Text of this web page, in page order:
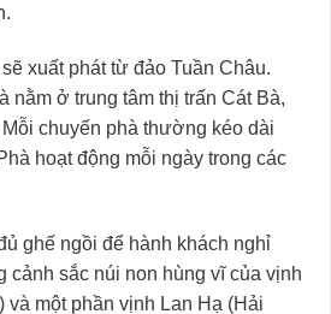
xuất phát từ đảo Tuần Châu.
nằm ở trung tâm thị trấn Cát Bà,
chuyến phà thường kéo dài
hoạt động mỗi ngày trong các
ghế ngồi để hành khách nghỉ
cảnh sắc núi non hùng vĩ của vịnh
và một phần vịnh Lan Hạ (Hải